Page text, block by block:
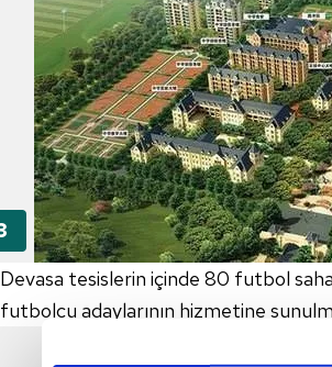
Devasa tesislerin içinde 80 futbol
futbolcu adaylarının hizmetine